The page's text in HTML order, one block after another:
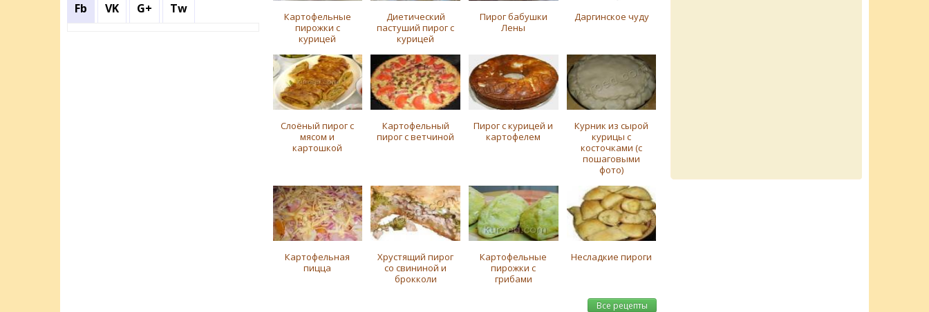
Картофельные
пирожки с
курицей
Диетический
пастуший пирог с
курицей
Пирог бабушки
Лены
Даргинское чуду
Слоёный пирог с
мясом и
картошкой
Картофельный
пирог с ветчиной
Пирог с курицей и
картофелем
Курник из сырой
курицы с
косточками (с
пошаговыми
фото)
Картофельная
пицца
Хрустящий пирог
со свининой и
брокколи
Картофельные
пирожки с
грибами
Несладкие пироги
Все рецепты
Fb VK G+ Tw